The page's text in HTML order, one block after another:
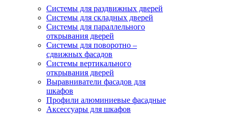
Системы для раздвижных дверей
Системы для складных дверей
Системы для параллельного
открывания дверей
Системы для поворотно –
сдвижных фасадов
Системы вертикального
открывания дверей
Выравниватели фасадов для
шкафов
Профили алюминиевые фасадные
Аксессуары для шкафов